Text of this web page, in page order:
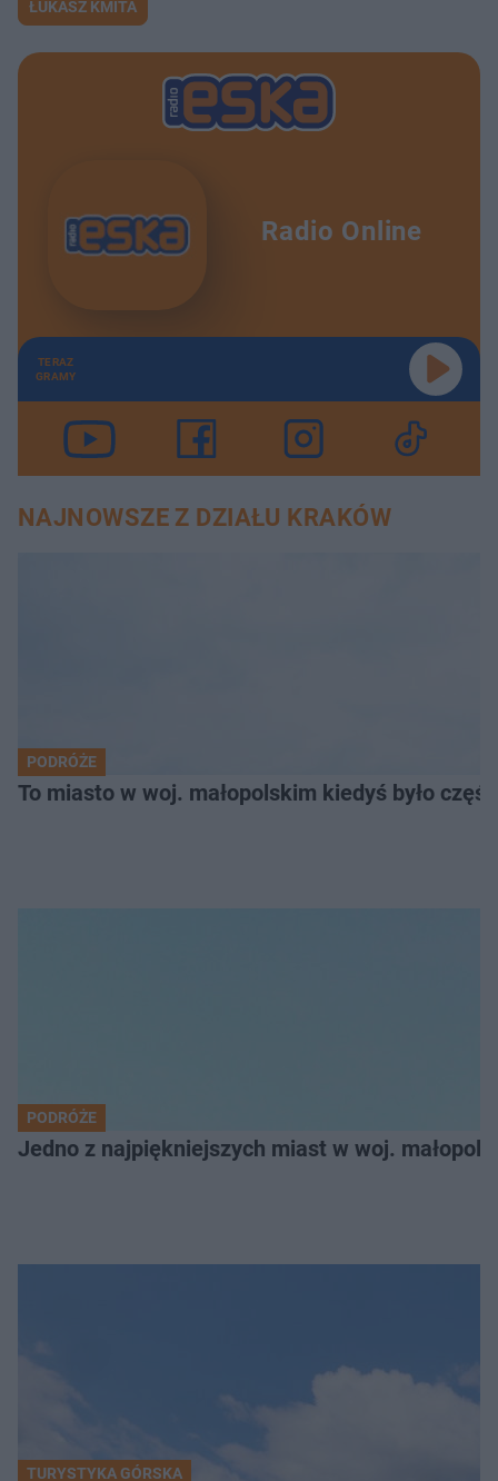
ŁUKASZ KMITA
Radio Online
TERAZ
GRAMY
NAJNOWSZE Z DZIAŁU KRAKÓW
PODRÓŻE
To miasto w woj. małopolskim kiedyś było
PODRÓŻE
Jedno z najpiękniejszych miast w woj.
TURYSTYKA GÓRSKA